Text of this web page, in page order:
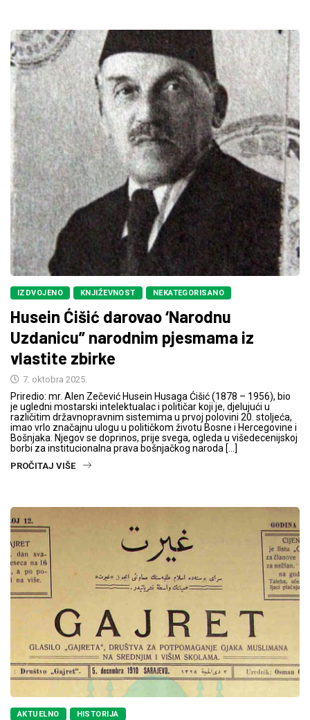
IZDVOJENO KNJIŽEVNOST NEKATEGORISANO
Husein Ćišić darovao ‘Narodnu
Uzdanicu” narodnim pjesmama iz
vlastite zbirke
7. oktobra 2025.
Priredio: mr. Alen Zečević Husein Husaga Ćišić (1878 – 1956), bio
je ugledni mostarski intelektualac i političar koji je, djelujući u
različitim državnopravnim sistemima u prvoj polovini 20. stoljeća,
imao vrlo značajnu ulogu u političkom životu Bosne i Hercegovine i
Bošnjaka. Njegov se doprinos, prije svega, ogleda u višedecenijskoj
borbi za institucionalna prava bošnjačkog naroda […]
PROČITAJ VIŠE
AKTUELNO HISTORIJA